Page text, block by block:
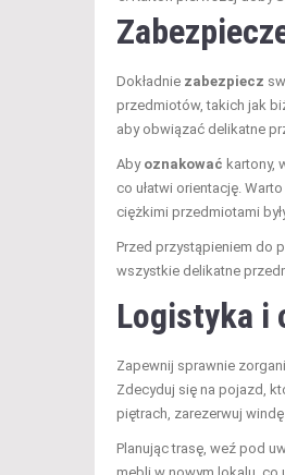
Dokładnie zabezpiecz
przedmiotów, takich jak
aby obwiązać delikatne
Aby oznakować kartony,
co ułatwi orientację.
ciężkimi przedmiotami
Przed przystąpieniem do
wszystkie delikatne
Logistyka i
Zapewnij sprawnie
Zdecyduj się na pojazd,
piętrach, zarezerwuj
Planując trasę, weź pod